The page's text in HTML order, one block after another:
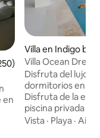
promedio: 5.0 de
en
Villa en Indigo
en
Villa Ocean Dream
Disfruta del lujo
dormitorios en
Disfruta de la
piscina privada y
el interior o al aire
Vista · Playa ·Aire